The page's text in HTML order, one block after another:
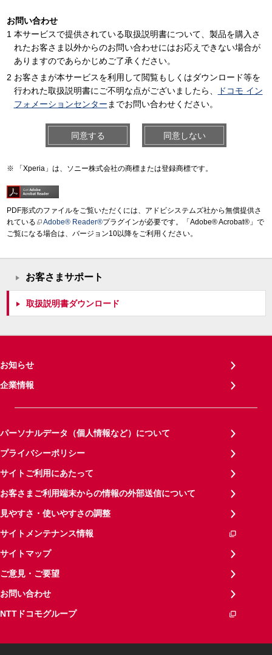
お問い合わせ
本サービスで提供されている取扱説明書について、製品を購入さ
れたお客さま以外からのお問い合わせにはお応えできない場合が
ありますのであらかじめご了承ください。
お客さまが本サービスを利用して閲覧もしくはダウンロード等を
行われた取扱説明書にご不明な点がございましたら、
ドコモ イン
フォメーションセンター までお問い合わせください。
同意する 同意しない
「Xperia」は、ソニー株式会社の商標または登録商標です。
PDF形式のファイルをご覧いただくには、アドビシステムズ社から無償提供さ
れている
Adobe® Reader®プラグインが必要です。「Adobe® Acrobat®」で
ご覧になる場合は、バージョン10以降をご利用ください。
お客さまサポート
取扱説明書ダウンロード
お知らせ
企業情報
パーソナルデータ（個人情報など）について
プライバシーポリシー
サイトご利用にあたって
お客さまご利用端末からの情報の外部送信について
見やすさ・使いやすさの調整
サイトメンテナンス情報
サイトマップ
ご意見・ご要望
お問い合わせ
NTTドコモグループ